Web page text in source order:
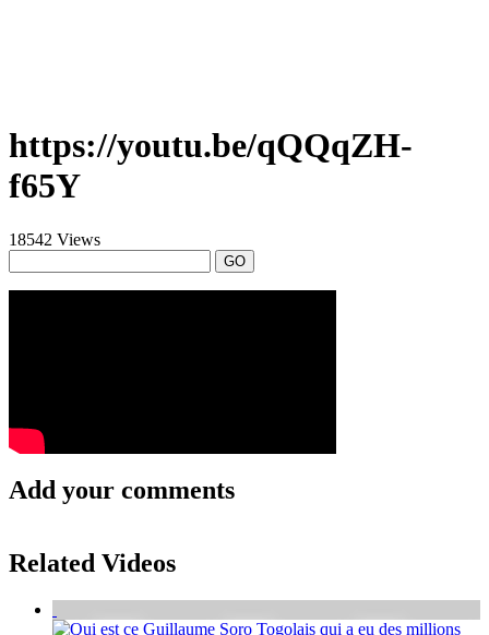
https://youtu.be/qQQqZH-
f65Y
18542 Views
GO
Add your comments
Related Videos